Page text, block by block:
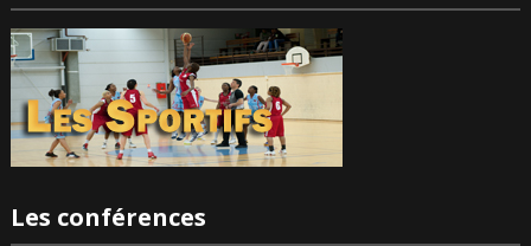
Les conférences